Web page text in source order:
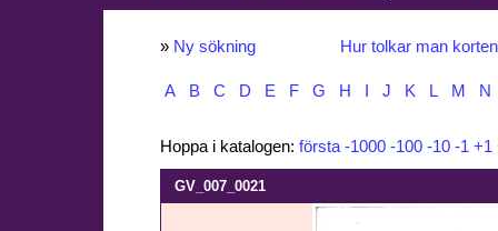
» Ny sökning Hur tolkar man
A B C D E F G H J K L M N
Hoppa i katalogen: första -1000 -100 -10 -1 +1
GV_007_0021